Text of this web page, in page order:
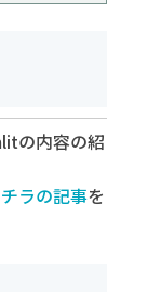
の内容の紹
ラの記事を